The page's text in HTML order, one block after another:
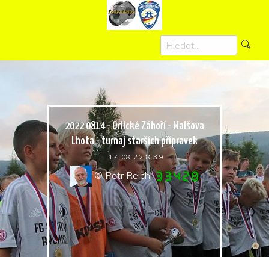
2022 0814 - Orlické Záhoří - Malšova
Lhota - turnaj starších přípravek
17.08.22 8:39
© Petr Reichl